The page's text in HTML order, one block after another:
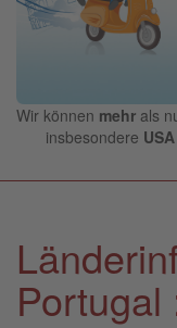
Wir können mehr als
insbesondere
Portugal